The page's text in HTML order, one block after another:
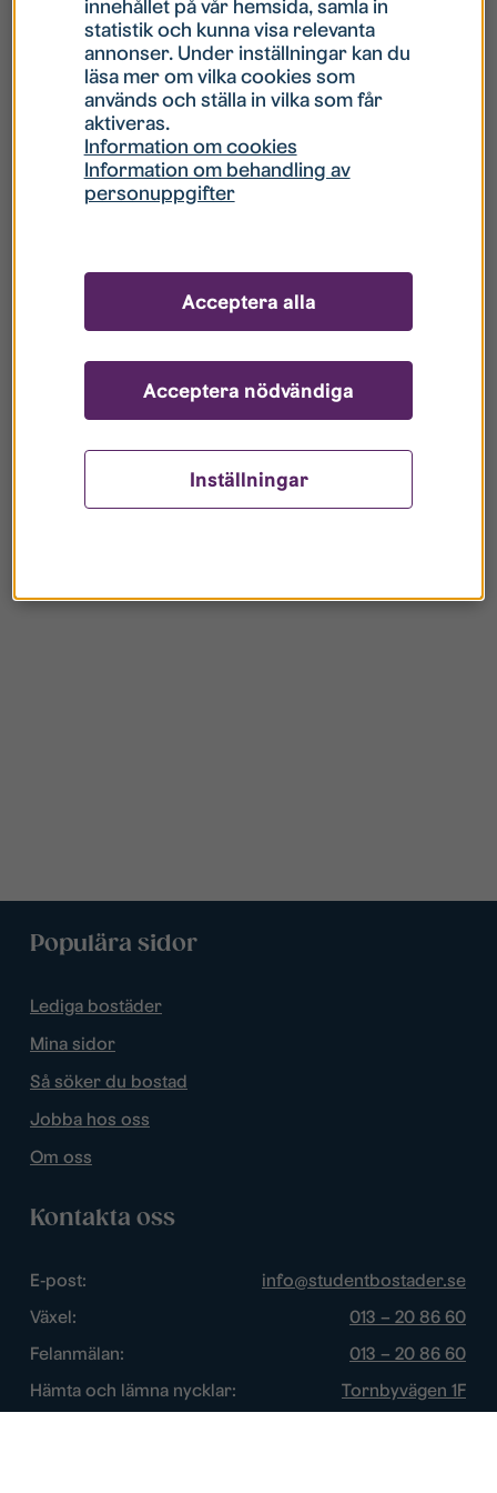
Hur gör jag om mitt konto är låst?
Hur gör jag när jag glömt mitt lösenord?
Vad innebär Gästkonto/Gästanvändare?
Populära sidor
Lediga bostäder
Mina sidor
Så söker du bostad
Jobba hos oss
Om oss
Kontakta oss
E-post:
info@studentbostader.se
Växel:
013 – 20 86 60
Felanmälan:
013 – 20 86 60
Hämta och lämna nycklar:
Tornbyvägen 1F
innehållet på vår hemsida, samla in
statistik och kunna visa relevanta
annonser. Under inställningar kan du
läsa mer om vilka cookies som
används och ställa in vilka som får
aktiveras.
Information om cookies
Information om behandling av
personuppgifter
Inställningar
Acceptera nödvändiga
Acceptera alla